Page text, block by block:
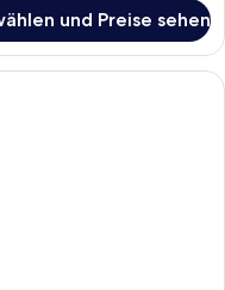
und Preise sehen
Wohnzimmer mit